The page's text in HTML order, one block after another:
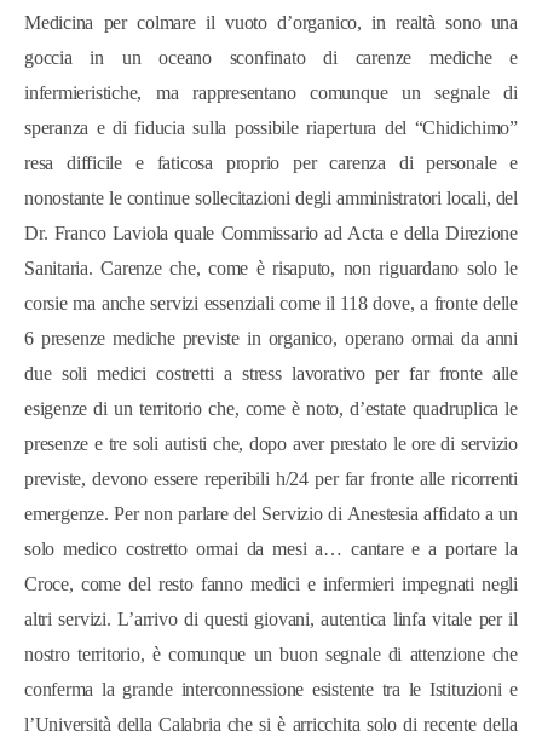
Medicina per colmare il vuoto d’organico, in realtà sono una
goccia in un oceano sconfinato di carenze mediche e
infermieristiche, ma rappresentano comunque un segnale di
speranza e di fiducia sulla possibile riapertura del “Chidichimo”
resa difficile e faticosa proprio per carenza di personale e
nonostante le continue sollecitazioni degli amministratori locali, del
Dr. Franco Laviola quale Commissario ad Acta e della Direzione
Sanitaria. Carenze che, come è risaputo, non riguardano solo le
corsie ma anche servizi essenziali come il 118 dove, a fronte delle
6 presenze mediche previste in organico, operano ormai da anni
due soli medici costretti a stress lavorativo per far fronte alle
esigenze di un territorio che, come è noto, d’estate quadruplica le
presenze e tre soli autisti che, dopo aver prestato le ore di servizio
previste, devono essere reperibili h/24 per far fronte alle ricorrenti
emergenze. Per non parlare del Servizio di Anestesia affidato a un
solo medico costretto ormai da mesi a… cantare e a portare la
Croce, come del resto fanno medici e infermieri impegnati negli
altri servizi. L’arrivo di questi giovani, autentica linfa vitale per il
nostro territorio, è comunque un buon segnale di attenzione che
conferma la grande interconnessione esistente tra le Istituzioni e
l’Università della Calabria che si è arricchita solo di recente della